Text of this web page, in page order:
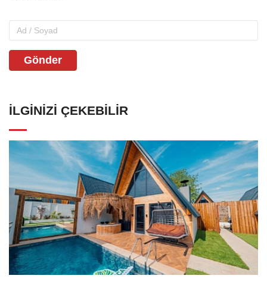
Gönder
İLGINIZI ÇEKEBILIR